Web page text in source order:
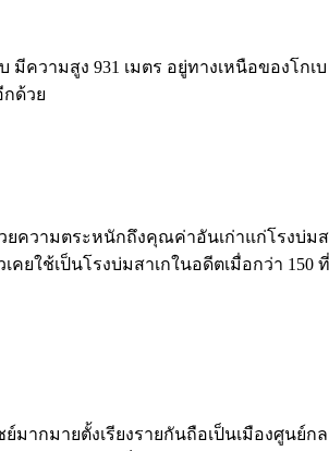
ความสูง 931 เมตร อยู่ทางเหนือของโก
ด้วย
วามตระหนักถึงคุณค่าอันเก่าแก่โรงบ่ม
ใช้เป็นโรงบ่มสาเกในอดีตเมื่อกว่า
ากมายตั้งเรียงรายกันถือเป็นเมืองศูนย์